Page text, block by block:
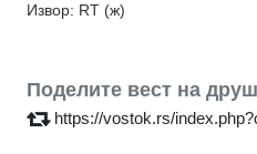
Извор: RT (ж)
Поделите вест на
https://vostok.rs/